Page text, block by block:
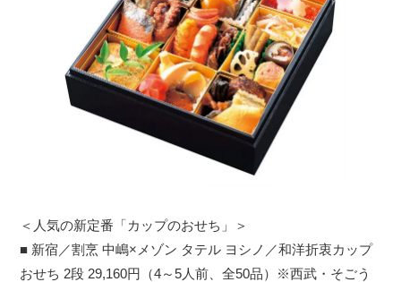
＜人気の新定番「カップのおせち」＞
■ 新宿／割烹 中嶋×メゾン タテル ヨシノ／和洋折衷カップ
おせち 2段 29,160円（4～5人前、全50品）※西武・そごう